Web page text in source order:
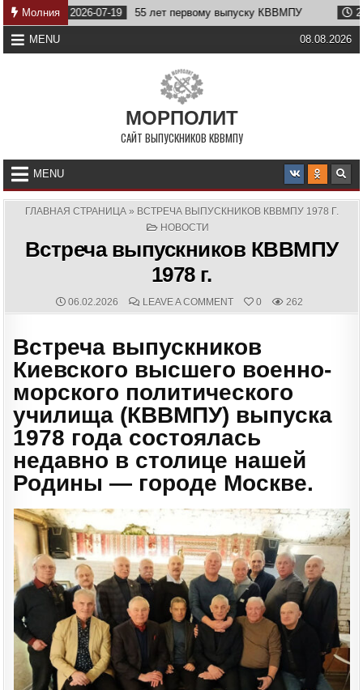
Skip
to
content
Молния
2026-07-19 55 лет первому выпуску КВВМПУ 2026-07-07
MENU 08.08.2026
МОРПОЛИТ
САЙТ ВЫПУСКНИКОВ КВВМПУ
MENU
ГЛАВНАЯ СТРАНИЦА» ВСТРЕЧА ВЫПУСКНИКОВ КВВМПУ 1978 Г.
POSTED
НОВОСТИ
Встреча выпускников КВВМПУ
1978 г.
PUBLISHED
DATE:
06.02.2026 COMMENTS:
LEAVE A COMMENTON
ВСТРЕЧА
1978
Г.
0 262
Встреча выпускников
Киевского высшего военно-
морского политического
училища (КВВМПУ) выпуска
1978 года состоялась
недавно в столице нашей
Родины — городе Москве.